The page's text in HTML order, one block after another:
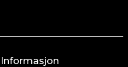
Informasjon